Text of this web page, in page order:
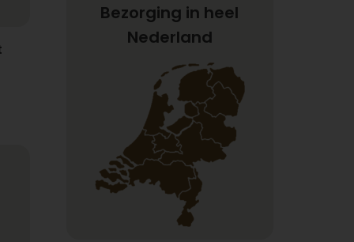
Bezorging in heel
Nederland